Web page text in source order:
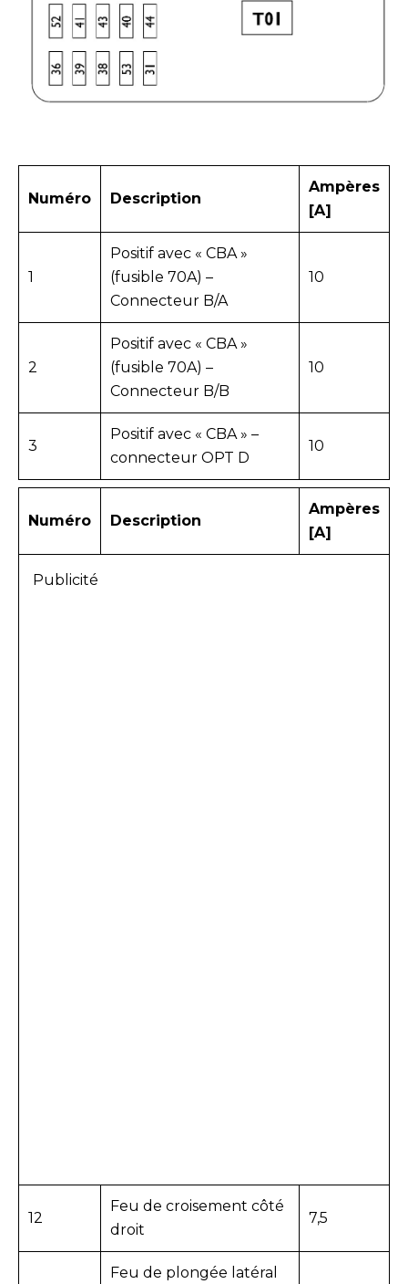
Numéro Description
Ampères
[A]
1
Positif avec « CBA »
(fusible 70A) –
Connecteur B/A
10
2
Positif avec « CBA »
(fusible 70A) –
Connecteur B/B
10
3
Positif avec « CBA » –
connecteur OPT D
10
Numéro Description
Ampères
[A]
Publicité
12
Feu de croisement côté
droit
7,5
Feu de plongée latéral